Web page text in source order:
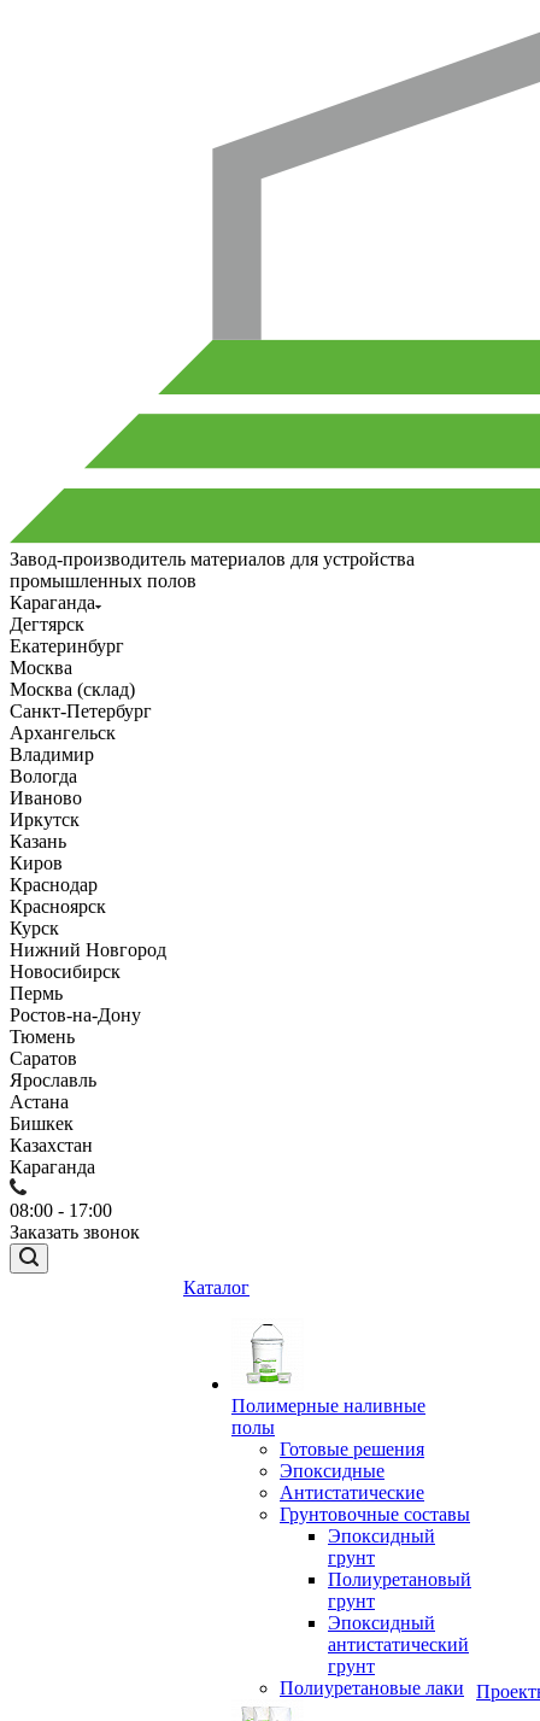
Завод-производитель материалов для устройства
промышленных полов
Караганда
Дегтярск
Екатеринбург
Москва
Москва (склад)
Санкт-Петербург
Архангельск
Владимир
Вологда
Иваново
Иркутск
Казань
Киров
Краснодар
Красноярск
Курск
Нижний Новгород
Новосибирск
Пермь
Ростов-на-Дону
Тюмень
Саратов
Ярославль
Астана
Бишкек
Казахстан
Караганда
08:00 - 17:00
Заказать звонок
Каталог
Полимерные наливные
полы
Готовые решения
Эпоксидные
Антистатические
Грунтовочные составы
Эпоксидный
грунт
Полиуретановый
грунт
Эпоксидный
антистатический
грунт
Полиуретановые лаки